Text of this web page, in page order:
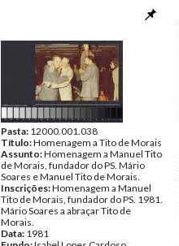
seguiam-se o Cor. Firmino Miguel
(Ministro da Defesa), o Prof.
Henrique de Barros (Ministro de
Estado), o Dr. Mário Soares (Primeiro
Ministro), o Dr. Jorge Campinos
(Ministro Sem Pasta) - de costas; Dr.
Medeiros Ferreira (Ministro dos
Negócios Estrangeiros); Almeida
Santos (Ministro da Justiça); Eng.º
Sousa Gomes (Ministro do Plano e
Coordenação Económica); Eng.º
Walter Rosa (Ministro da Indústria);
Dr. Marcelo Curto (Ministro do
Trabalho): Eng.º Almeida Pina
(Ministro das Obras Públicas). Ao
fundo: Manuel Alegre (Secretário de
Estado da Comunicação Social) e
Antero Monteiro Dinis
Pasta: 12000.001.038
Título:Homenagem a Tito de Morais
Assunto:Homenagem a Manuel Tito
de Morais, fundador do PS. Mário
Soares e Manuel Tito de Morais.
Inscrições:Homenagem a Manuel
Tito de Morais, fundador do PS. 1981.
Mário Soares a abraçar Tito de
Morais.
Data: 1981